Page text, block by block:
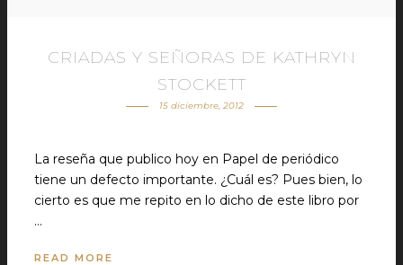
CRIADAS Y SEÑORAS DE KATHRYN
STOCKETT
15 diciembre, 2012
La reseña que publico hoy en Papel de periódico
tiene un defecto importante. ¿Cuál es? Pues bien, lo
cierto es que me repito en lo dicho de este libro por
…
READ MORE